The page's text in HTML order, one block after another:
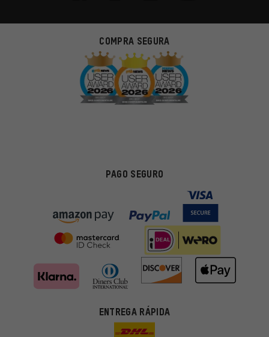
COMPRA SEGURA
PAGO SEGURO
ENTREGA RÁPIDA
En lugar de publicidad al azar, obtendrás ofertas adecuadas para
ti. Las cookies de marketing nos ayudan a identificar tus